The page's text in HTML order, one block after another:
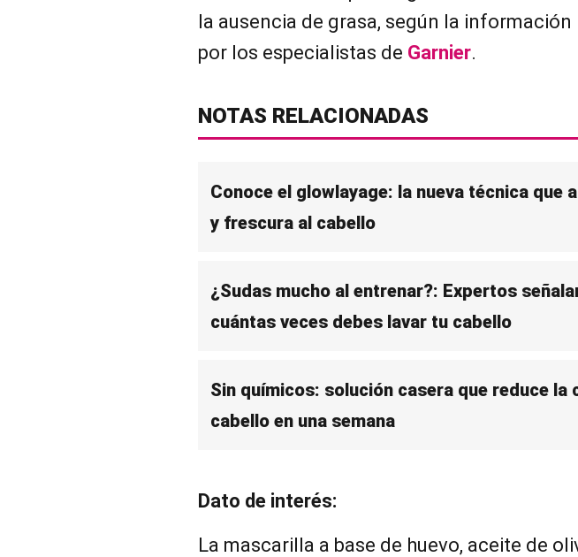
la ausencia de grasa, según la información
por los especialistas de Garnier.
NOTAS RELACIONADAS
Conoce el glowlayage: la nueva técnica que
y frescura al cabello
¿Sudas mucho al entrenar?: Expertos
cuántas veces debes lavar tu cabello
Sin químicos: solución casera que reduce la
cabello en una semana
Dato de interés:
La mascarilla a base de huevo, aceite de